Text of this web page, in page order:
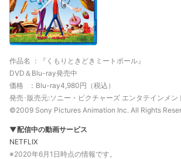
作品名 ：『くもりときどきミートボール』
DVD＆Blu-ray発売中
価格 ： Blu-ray4,980円（税込）
発売･販売元:ソニー・ピクチャーズ エンタテインメン
©︎2009 Sony Pictures Animation Inc. All Rights
▼配信中の動画サービス
NETFLIX
※2020年6月1日時点の情報です。